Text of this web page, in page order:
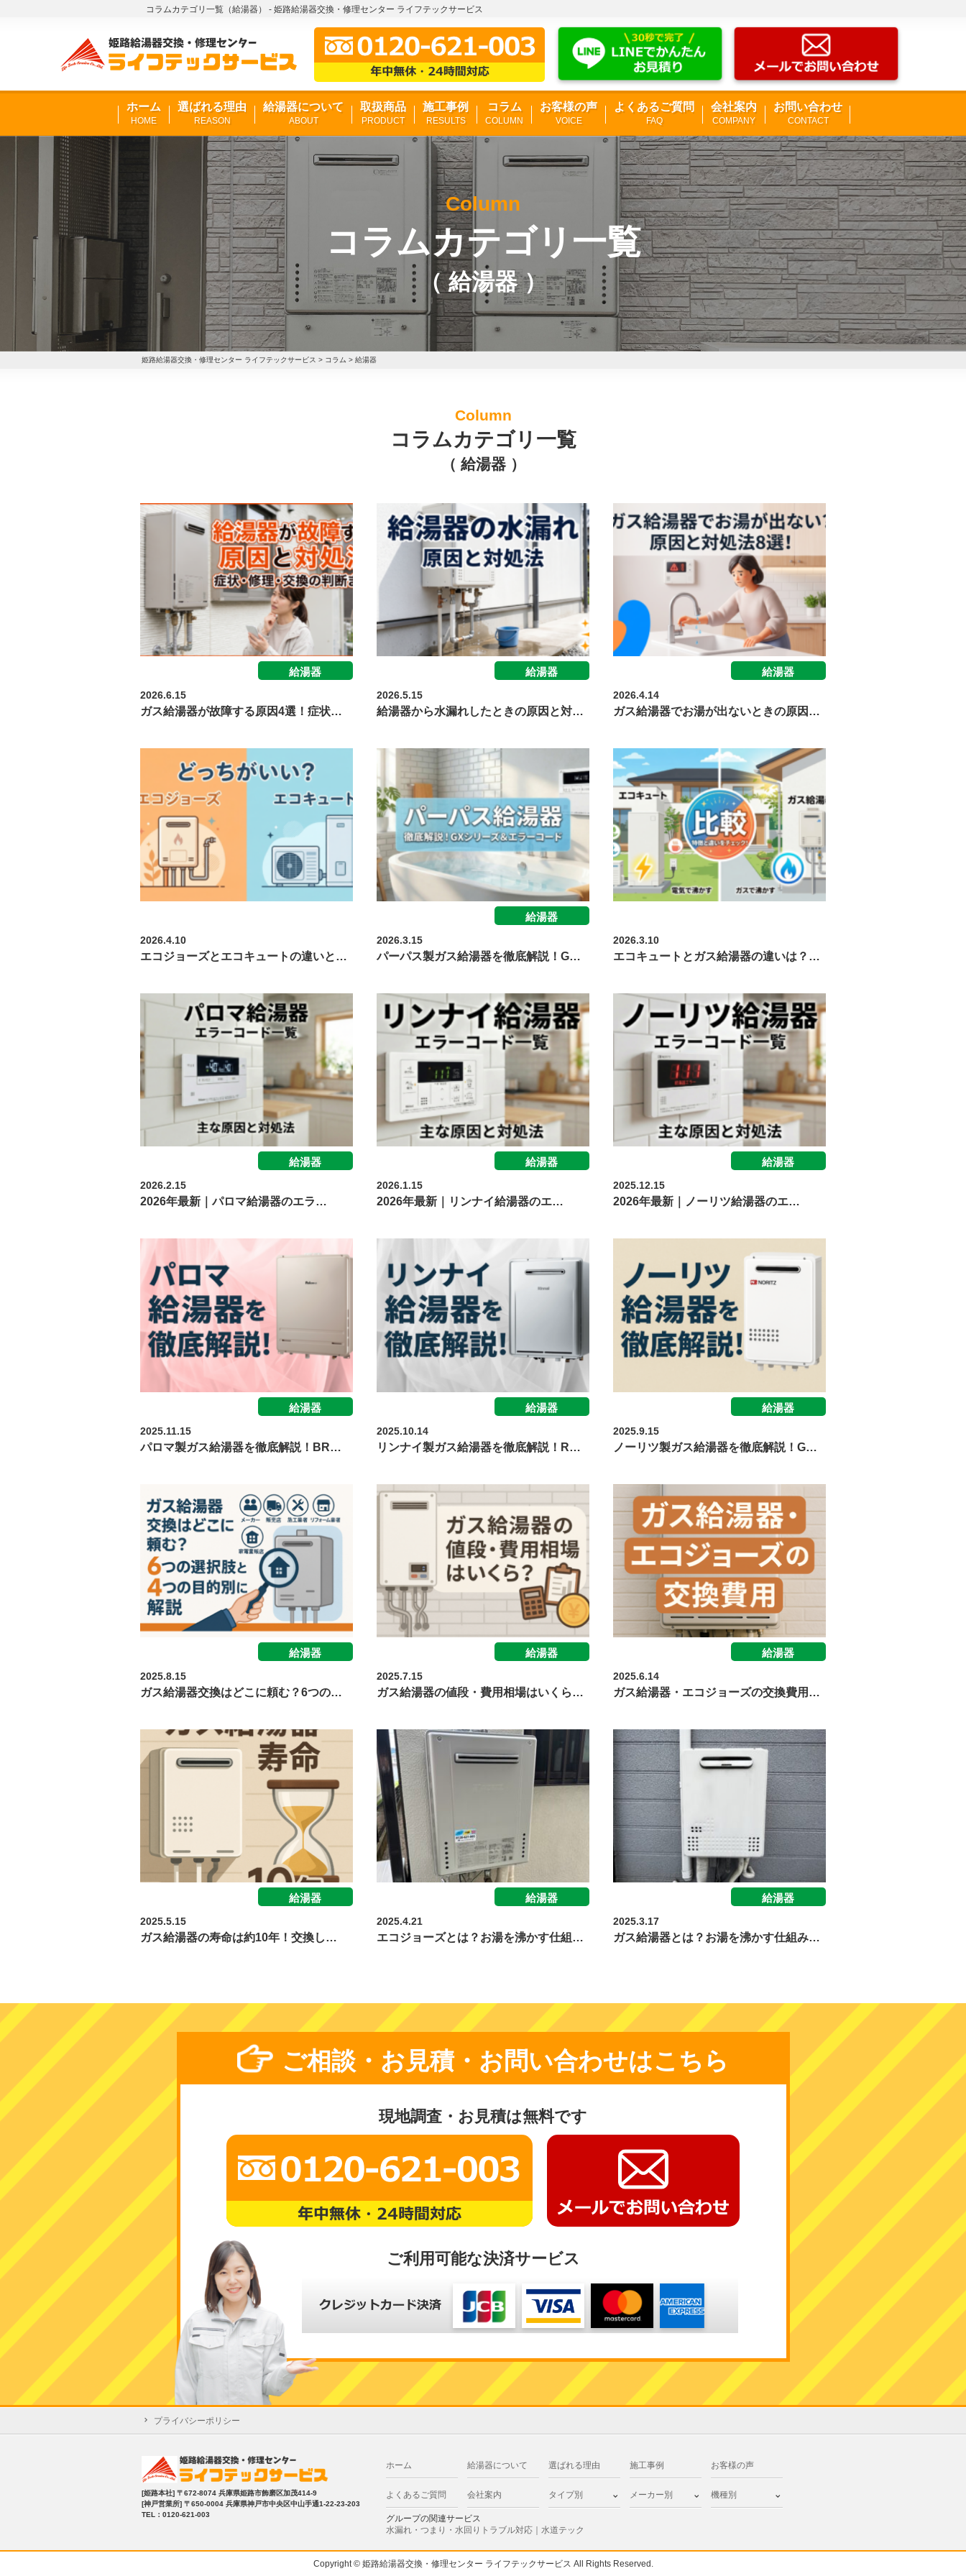
コラムカテゴリ一覧（給湯器） - 姫路給湯器交換・修理センター ライフテックサービス
ホーム
HOME
選ばれる理由
REASON
給湯器について
ABOUT
取扱商品
PRODUCT
施工事例
RESULTS
コラム
COLUMN
お客様の声
VOICE
よくあるご質問
FAQ
会社案内
COMPANY
お問い合わせ
CONTACT
Column
コラムカテゴリ一覧
（ 給湯器 ）
姫路給湯器交換・修理センター ライフテックサービス > コラム > 給湯器
Column
コラムカテゴリ一覧
（ 給湯器 ）
給湯器
2026.6.15
ガス給湯器が故障する原因4選！症状…
給湯器
2026.5.15
給湯器から水漏れしたときの原因と対…
給湯器
2026.4.14
ガス給湯器でお湯が出ないときの原因…
2026.4.10
エコジョーズとエコキュートの違いと…
給湯器
2026.3.15
パーパス製ガス給湯器を徹底解説！G…
2026.3.10
エコキュートとガス給湯器の違いは？…
給湯器
2026.2.15
2026年最新｜パロマ給湯器のエラ…
給湯器
2026.1.15
2026年最新｜リンナイ給湯器のエ…
給湯器
2025.12.15
2026年最新｜ノーリツ給湯器のエ…
給湯器
2025.11.15
パロマ製ガス給湯器を徹底解説！BR…
給湯器
2025.10.14
リンナイ製ガス給湯器を徹底解説！R…
給湯器
2025.9.15
ノーリツ製ガス給湯器を徹底解説！G…
給湯器
2025.8.15
ガス給湯器交換はどこに頼む？6つの…
給湯器
2025.7.15
ガス給湯器の値段・費用相場はいくら…
給湯器
2025.6.14
ガス給湯器・エコジョーズの交換費用…
給湯器
2025.5.15
ガス給湯器の寿命は約10年！交換し…
給湯器
2025.4.21
エコジョーズとは？お湯を沸かす仕組…
給湯器
2025.3.17
ガス給湯器とは？お湯を沸かす仕組み…
ご相談・お見積・お問い合わせはこちら
現地調査・お見積は無料です
ご利用可能な決済サービス
プライバシーポリシー
[姫路本社] 〒672-8074 兵庫県姫路市飾磨区加茂414-9
[神戸営業所] 〒650-0004 兵庫県神戸市中央区中山手通1-22-23-203
TEL：0120-621-003
ホーム 給湯器について 選ばれる理由 施工事例 お客様の声
よくあるご質問 会社案内 タイプ別 メーカー別 機種別
グループの関連サービス
水漏れ・つまり・水回りトラブル対応｜水道テック
Copyright © 姫路給湯器交換・修理センター ライフテックサービス All Rights Reserved.